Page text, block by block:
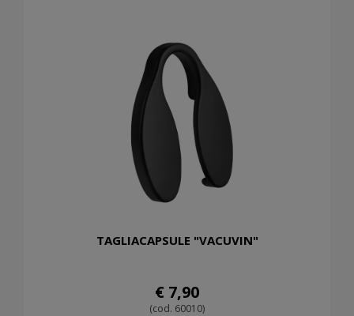
TAGLIACAPSULE "VACUVIN"
€ 7,90
(cod. 60010)